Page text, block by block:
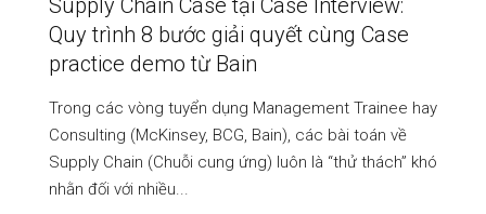
Quy trình 8 bước giải quyết cùng Case
practice demo từ Bain
Trong các vòng tuyển dụng Management Trainee hay
Consulting (McKinsey, BCG, Bain), các bài toán về
Supply Chain (Chuỗi cung ứng) luôn là “thử thách” khó
nhằn đối với nhiều...